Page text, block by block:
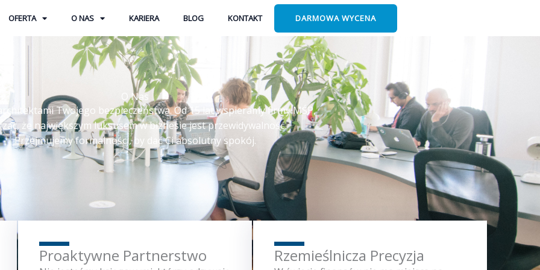
OFERTA O NAS KARIERA BLOG KONTAKT DARMOWA WYCENA
O Nas
architektami Twojego bezpieczeństwa. Od 15 lat wspieramy firmy MŚP,
że największym luksusem w biznesie jest przewidywalność.
Przejmujemy formalności, by dać Ci absolutny spokój.
Proaktywne Partnerstwo Rzemieślnicza Precyzja